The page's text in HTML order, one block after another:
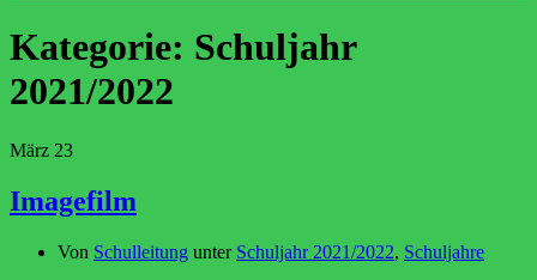
Kategorie: Schuljahr
2021/2022
März 23
Imagefilm
Von Schulleitung unter Schuljahr 2021/2022, Schuljahre